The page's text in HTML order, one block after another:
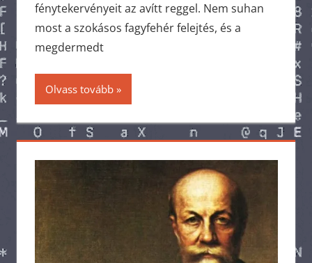
fénytekervényeit az avítt reggel. Nem suhan
most a szokásos fagyfehér felejtés, és a
megdermedt
Olvass tovább